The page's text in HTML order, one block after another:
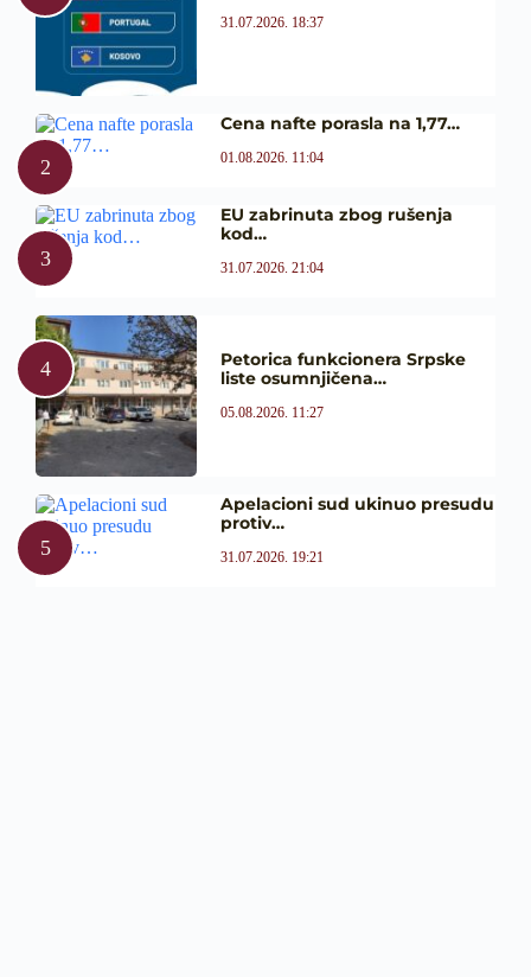
31.07.2026. 18:37
Cena nafte porasla na 1,77…
01.08.2026. 11:04
EU zabrinuta zbog rušenja
kod…
31.07.2026. 21:04
Petorica funkcionera Srpske
liste osumnjičena…
05.08.2026. 11:27
Apelacioni sud ukinuo presudu
protiv…
31.07.2026. 19:21